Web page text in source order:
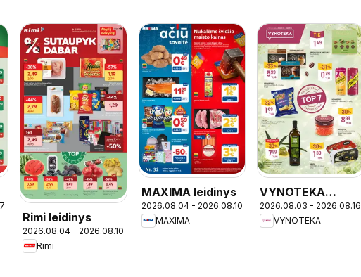
parduotuvės
klientams
Rimi leidinys
2026.08.04 - 2026.08.10
Rimi
MAXIMA leidinys
2026.08.04 - 2026.08.10
MAXIMA
VYNOTEKA
leidinys
2026.08.03 - 2026.08.16
VYNOTEKA